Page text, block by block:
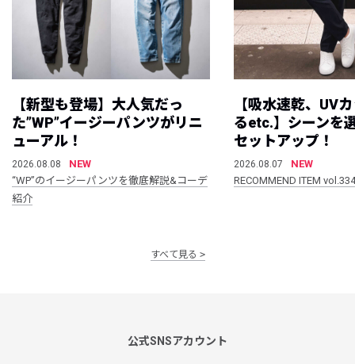
【新型も登場】大人気だっ
た”WP”イージーパンツがリニ
ューアル！
2026.08.08
NEW
“WP”のイージーパンツを徹底解説&コーデ
紹介
【吸水速乾、UV
るetc.】シーンを
セットアップ！
2026.08.07
NEW
RECOMMEND ITEM vol.334
すべて見る
公式SNSアカウント